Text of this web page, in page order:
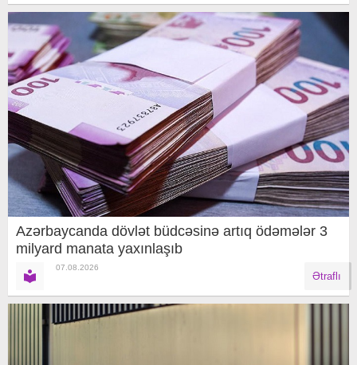
Azərbaycanda dövlət büdcəsinə artıq ödəmələr 3
milyard manata yaxınlaşıb
07.08.2026
Ətraflı